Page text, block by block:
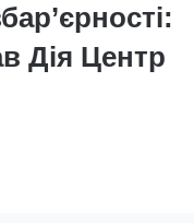
Дія Центр